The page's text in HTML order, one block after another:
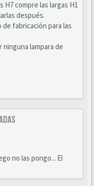
H7 compre las largas H1
después.
fabricación para las
lampara de
no las pongo... El